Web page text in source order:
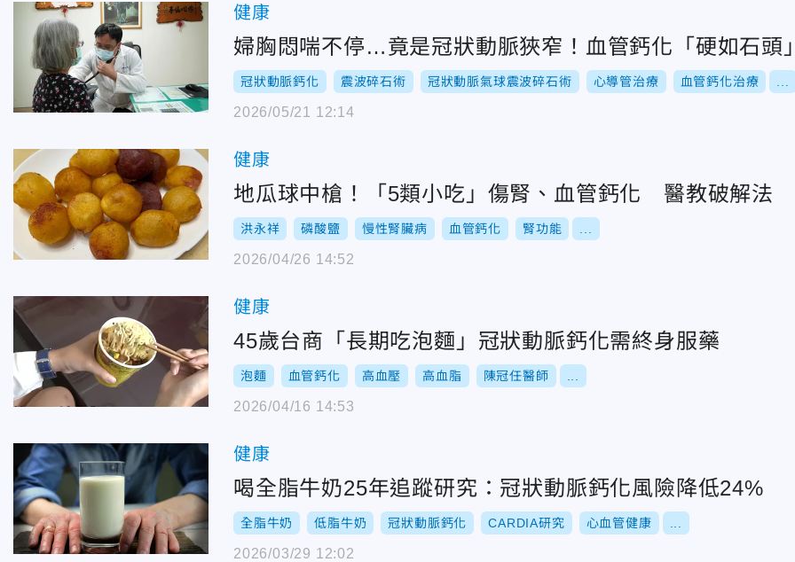
健康
婦胸悶喘不停…竟是冠狀動脈狹窄！血管鈣化「硬如石頭
冠狀動脈鈣化 震波碎石術 冠狀動脈氣球震波碎石術 心導管治療 血管鈣化治療
2026/05/21 12:14
健康
地瓜球中槍！「5類小吃」傷腎、血管鈣化 醫教破解法
洪永祥 磷酸鹽 慢性腎臟病 血管鈣化 腎功能
2026/04/26 14:52
健康
45歲台商「長期吃泡麵」冠狀動脈鈣化需終身服藥
泡麵 血管鈣化 高血壓 高血脂 陳冠任醫師
2026/04/16 14:53
健康
喝全脂牛奶25年追蹤研究：冠狀動脈鈣化風險降低24%
全脂牛奶 低脂牛奶 冠狀動脈鈣化 CARDIA研究 心血管健康
2026/03/29 12:02